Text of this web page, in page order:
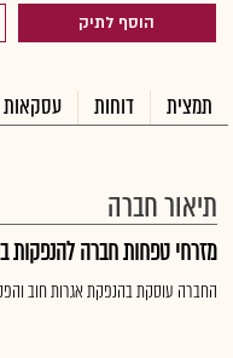
הוסף לתיק
תמצית דוחות עסקאות
תיאור חברה
מזרחי טפחות חברה להנפקות
החברה עוסקת בהנפקת אגרות חוב